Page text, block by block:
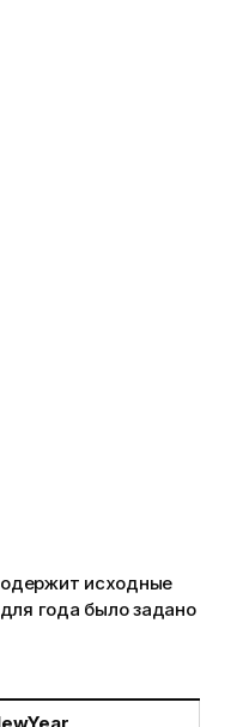
исходные
года было задано